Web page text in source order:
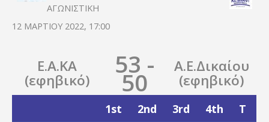
ΑΓΩΝΙΣΤΙΚΉ
12 ΜΑΡΤΊΟΥ 2022, 17:00
Ε.Α.ΚΑ
(εφηβικό)
53 -
50
Α.Ε.Δικαίου
(εφηβικό)
1st 2nd 3rd 4th T